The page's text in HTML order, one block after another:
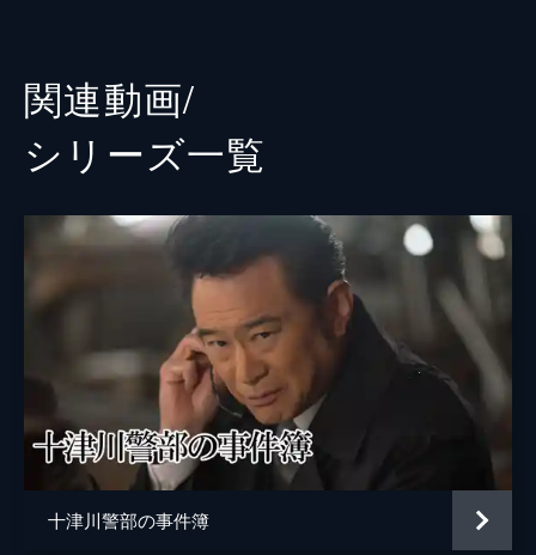
関連動画/
シリーズ⼀覧
十津川警部の事件簿